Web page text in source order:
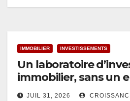
IMMOBILIER INVESTISSEMENTS
Un laboratoire
immobilier, sans un
JUIL 31, 2026